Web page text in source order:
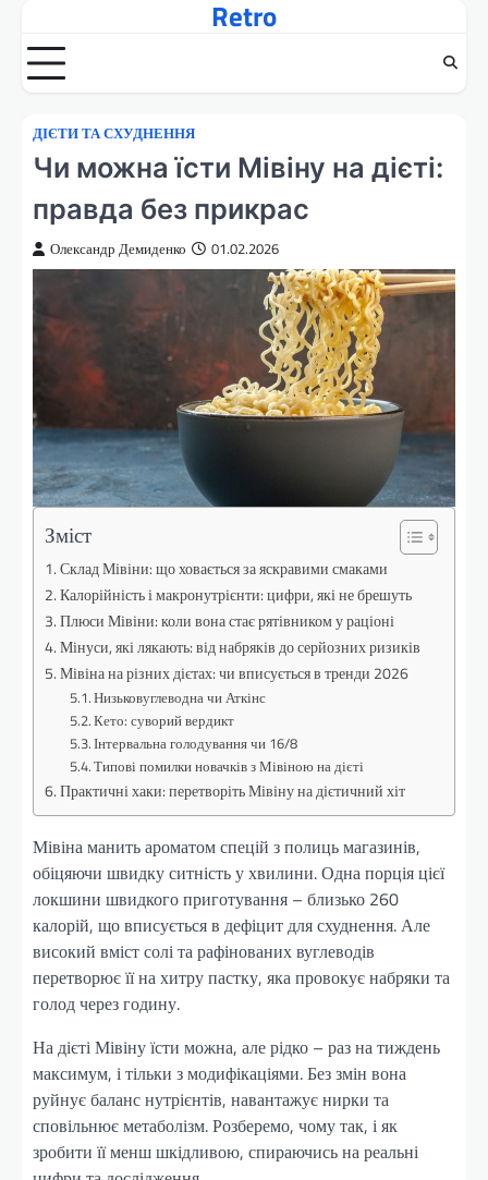
вмісту
Retro
ДІЄТИ ТА СХУДНЕННЯ
Чи можна їсти Мівіну на дієті:
правда без прикрас
Олександр Демиденко 01.02.2026
Зміст
Склад Мівіни: що ховається за яскравими смаками
Калорійність і макронутрієнти: цифри, які не брешуть
Плюси Мівіни: коли вона стає рятівником у раціоні
Мінуси, які лякають: від набряків до серйозних ризиків
Мівіна на різних дієтах: чи вписується в тренди 2026
Низьковуглеводна чи Аткінс
Кето: суворий вердикт
Інтервальна голодування чи 16/8
Типові помилки новачків з Мівіною на дієті
Практичні хаки: перетворіть Мівіну на дієтичний хіт
Мівіна манить ароматом спецій з полиць магазинів,
обіцяючи швидку ситність у хвилини. Одна порція цієї
локшини швидкого приготування – близько 260
калорій, що вписується в дефіцит для схуднення. Але
високий вміст солі та рафінованих вуглеводів
перетворює її на хитру пастку, яка провокує набряки та
голод через годину.
На дієті Мівіну їсти можна, але рідко – раз на тиждень
максимум, і тільки з модифікаціями. Без змін вона
руйнує баланс нутрієнтів, навантажує нирки та
сповільнює метаболізм. Розберемо, чому так, і як
зробити її менш шкідливою, спираючись на реальні